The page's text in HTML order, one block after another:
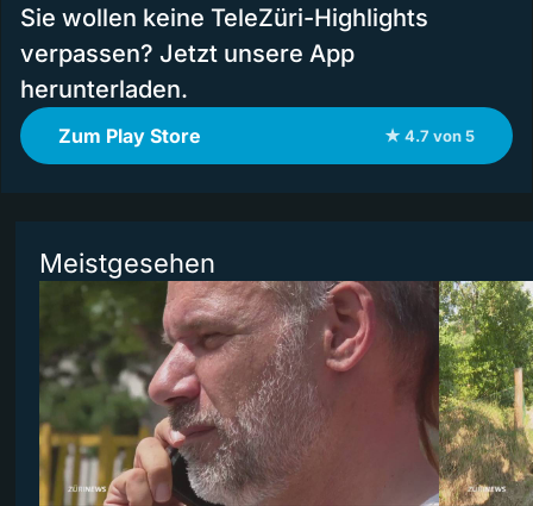
Sie wollen keine TeleZüri-Highlights
verpassen? Jetzt unsere App
herunterladen.
Zum Play Store ★ 4.7 von 5
Meistgesehen